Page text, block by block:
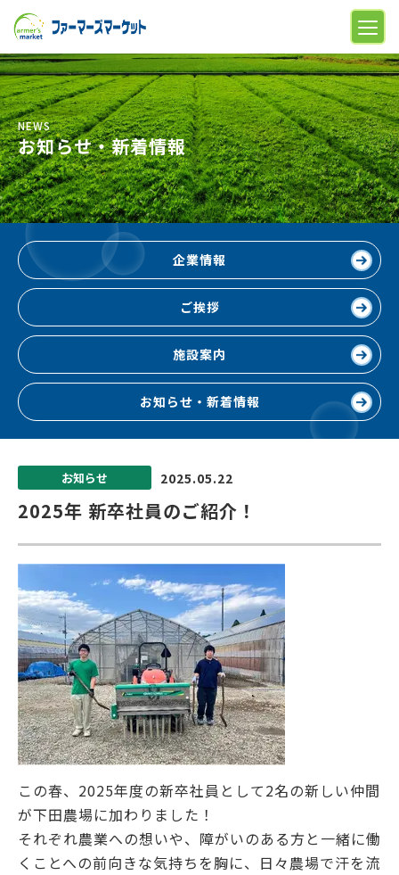
NEWS
お知らせ・新着情報
企業情報
ご挨拶
施設案内
お知らせ・新着情報
お知らせ 2025.05.22
2025年 新卒社員のご紹介！
この春、2025年度の新卒社員として2名の新しい仲間
が下田農場に加わりました！
それぞれ農業への想いや、障がいのある方と一緒に働
くことへの前向きな気持ちを胸に、日々農場で汗を流